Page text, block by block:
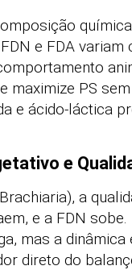
e FDA
maximize PS
e ácido-láctica
e
a
e a FDN
mas a
direto do